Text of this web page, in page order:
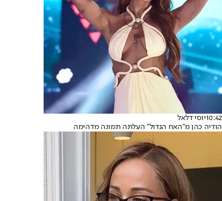
10:42יוסי דלאל
הודיה כהן מ"האח הגדול" העלתה תמונה מדהימה